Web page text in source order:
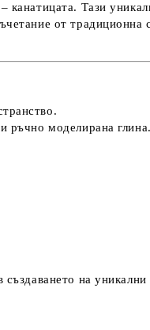
канатицата. Тази
от традиционна
ръчно моделирана глина.
на уникални